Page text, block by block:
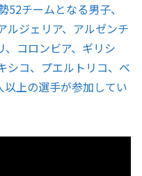
チームとなる男子、
ルジェリア、アルゼンチ
、コロンビア、ギリシ
シコ、プエルトリコ、ベ
上の選手が参加してい